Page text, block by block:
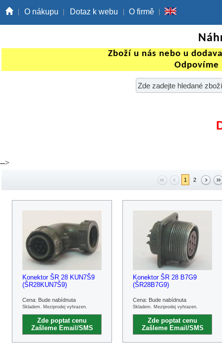
O nákupu Dotaz k webu O firmě
Zboží u nás nebo u
Odpovíme
-->
1 2
Konektor ŠR 28 KUN7Š9
(ŠR28KUN7Š9)
Cena: Bude nabídnuta
Skladem. Meziprodej vyhrazen.
Zde poptat cenu
Zašleme Email/SMS
Konektor ŠR 28 B7G9
(ŠR28B7G9)
Cena: Bude nabídnuta
Skladem. Meziprodej vyhrazen.
Zde poptat cenu
Zašleme Email/SMS